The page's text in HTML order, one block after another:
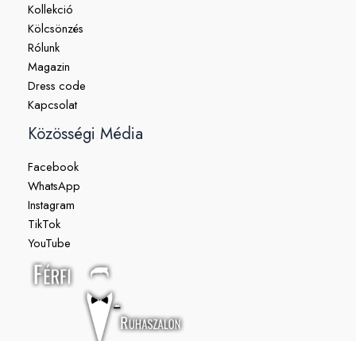
Kollekció
Kölcsönzés
Rólunk
Magazin
Dress code
Kapcsolat
Közösségi Média
Facebook
WhatsApp
Instagram
TikTok
YouTube